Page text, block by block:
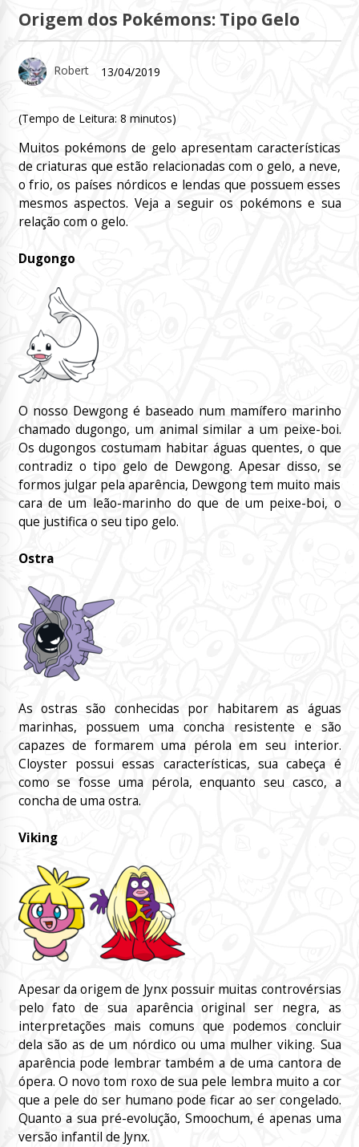
Origem dos Pokémons: Tipo Gelo
Robert 13/04/2019
(Tempo de Leitura: 8 minutos)
Muitos pokémons de gelo apresentam características
de criaturas que estão relacionadas com o gelo, a neve,
o frio, os países nórdicos e lendas que possuem esses
mesmos aspectos. Veja a seguir os pokémons e sua
relação com o gelo.
Dugongo
O nosso Dewgong é baseado num mamífero marinho
chamado dugongo, um animal similar a um peixe-boi.
Os dugongos costumam habitar águas quentes, o que
contradiz o tipo gelo de Dewgong. Apesar disso, se
formos julgar pela aparência, Dewgong tem muito mais
cara de um leão-marinho do que de um peixe-boi, o
que justifica o seu tipo gelo.
Ostra
As ostras são conhecidas por habitarem as águas
marinhas, possuem uma concha resistente e são
capazes de formarem uma pérola em seu interior.
Cloyster possui essas características, sua cabeça é
como se fosse uma pérola, enquanto seu casco, a
concha de uma ostra.
Viking
Apesar da origem de Jynx possuir muitas controvérsias
pelo fato de sua aparência original ser negra, as
interpretações mais comuns que podemos concluir
dela são as de um nórdico ou uma mulher viking. Sua
aparência pode lembrar também a de uma cantora de
ópera. O novo tom roxo de sua pele lembra muito a cor
que a pele do ser humano pode ficar ao ser congelado.
Quanto a sua pré-evolução, Smoochum, é apenas uma
versão infantil de Jynx.